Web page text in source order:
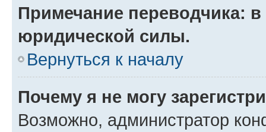
Примечание переводчика:
юридической силы.
Вернуться к началу
Почему я не могу
Возможно, администратор